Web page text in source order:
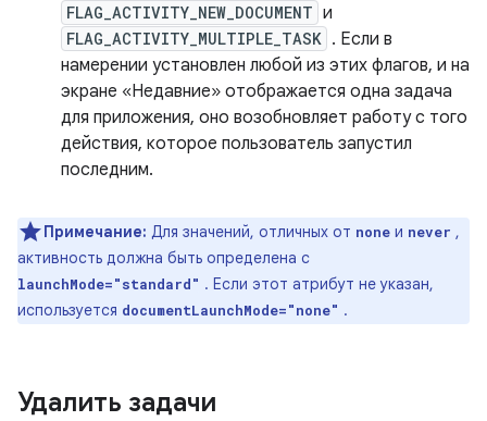
FLAG_ACTIVITY_NEW_DOCUMENT и
FLAG_ACTIVITY_MULTIPLE_TASK . Если в
намерении установлен любой из этих флагов, и на
экране «Недавние» отображается одна задача
для приложения, оно возобновляет работу с того
действия, которое пользователь запустил
последним.
Примечание: Для значений, отличных от none и never ,
активность должна быть определена с
launchMode="standard" . Если этот атрибут не указан,
используется documentLaunchMode="none" .
Удалить задачи